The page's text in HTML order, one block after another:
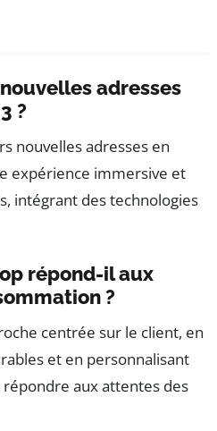
adresses
?
nouvelles adresses en
expérience immersive et
intégrant des technologies
répond-il aux
?
centrée sur le client, en
et en personnalisant
répondre aux attentes des